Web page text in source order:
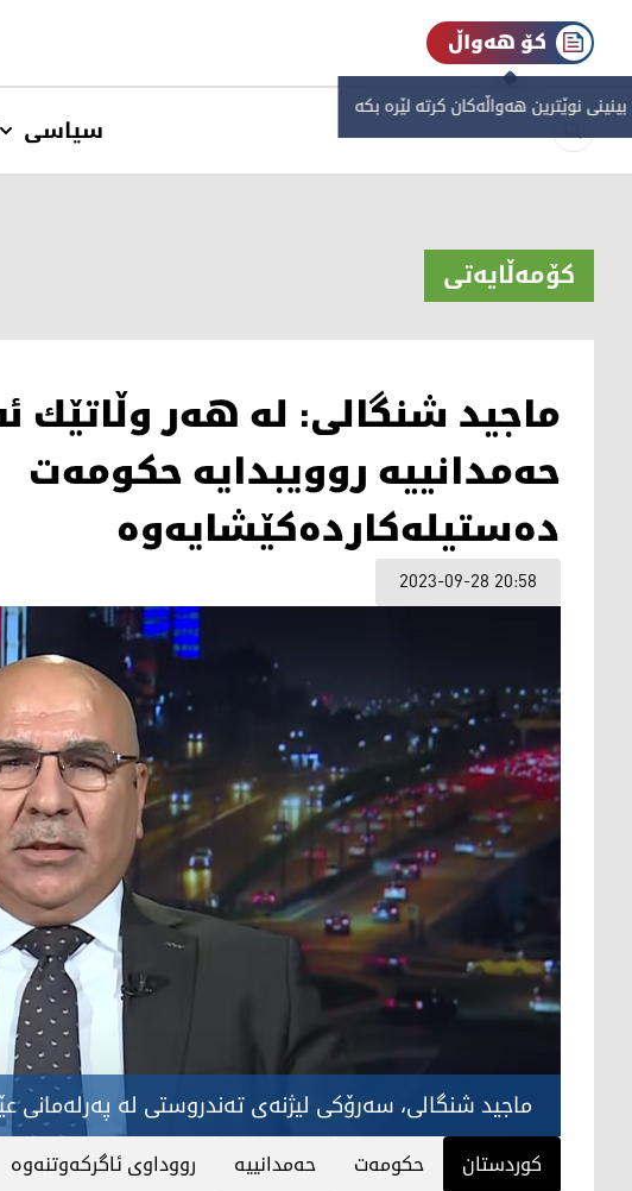
کۆ هەواڵ
نوێترین هەواڵەکان کرتە لێرە بکە
سیاسی
کۆمەڵایەتی
ماجید شنگالی: له‌ هه‌ر وڵاتێك
حه‌مدانییه‌ روویبدایه‌ حكومه‌ت
ده‌ستیله‌كارده‌كێشایه‌وه‌
2023-09-28 20:58
ماجید شنگالی، سەرۆکی لیژنەی تەندروستی لە پەرلەمانی
کوردستان حكومه‌ت حه‌مدانییه‌ رووداوی ئاگركه‌وتنه‌وه‌